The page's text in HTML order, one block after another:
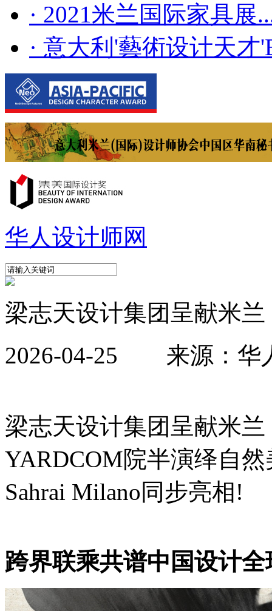
· 2021米兰国际家具展
· 意大利'藝術设计天才
华人设计师网
梁志天设计集团呈献米兰
2026-04-25 来源：
梁志天设计集团呈献米兰
YARDCOM院半演绎自
Sahrai Milano同步亮相!
跨界联乘共谱中国设计